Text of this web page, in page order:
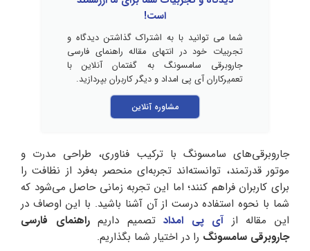
است!
شما می توانید با به اشتراک گذاشتن دیدگاه و
تجربیات خود در انتهای مقاله راهنمای فارسی
جاروبرقی سامسونگ به گفتمان آنلاین با
تعمیرکاران آی پی امداد و دیگر کاربران بپردازید.
مشاوره آنلاین
جاروبرقی‌های سامسونگ با ترکیب فناوری، طراحی مدرت و
موتور قدرتمند، توانسته‌اند تجربه‌ای منحصر به‌فرد از نظافت را
برای کاربران فراهم کنند؛ اما این تجربه زمانی حاصل می‌شود که
شما با نحوه استفاده درست از آن آشنا باشید. با این اوصاف در
این مقاله از آی پی امدادتصمیم داریمراهنمای فارسی
جاروبرقی سامسونگ را در اختیار شما بگذاریم.